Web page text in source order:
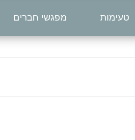
טעימות מפגשי חברים